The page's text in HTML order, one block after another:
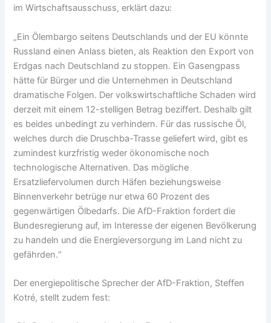
im Wirtschaftsausschuss, erklärt dazu:
„Ein Ölembargo seitens Deutschlands und der EU könnte
Russland einen Anlass bieten, als Reaktion den Export von
Erdgas nach Deutschland zu stoppen. Ein Gasengpass
hätte für Bürger und die Unternehmen in Deutschland
dramatische Folgen. Der volkswirtschaftliche Schaden wird
derzeit mit einem 12-stelligen Betrag beziffert. Deshalb gilt
es beides unbedingt zu verhindern. Für das russische Öl,
welches durch die Druschba-Trasse geliefert wird, gibt es
zumindest kurzfristig weder ökonomische noch
technologische Alternativen. Das mögliche
Ersatzliefervolumen durch Häfen beziehungsweise
Binnenverkehr betrüge nur etwa 60 Prozent des
gegenwärtigen Ölbedarfs. Die AfD-Fraktion fordert die
Bundesregierung auf, im Interesse der eigenen Bevölkerung
zu handeln und die Energieversorgung im Land nicht zu
gefährden.“
Der energiepolitische Sprecher der AfD-Fraktion, Steffen
Kotré, stellt zudem fest: